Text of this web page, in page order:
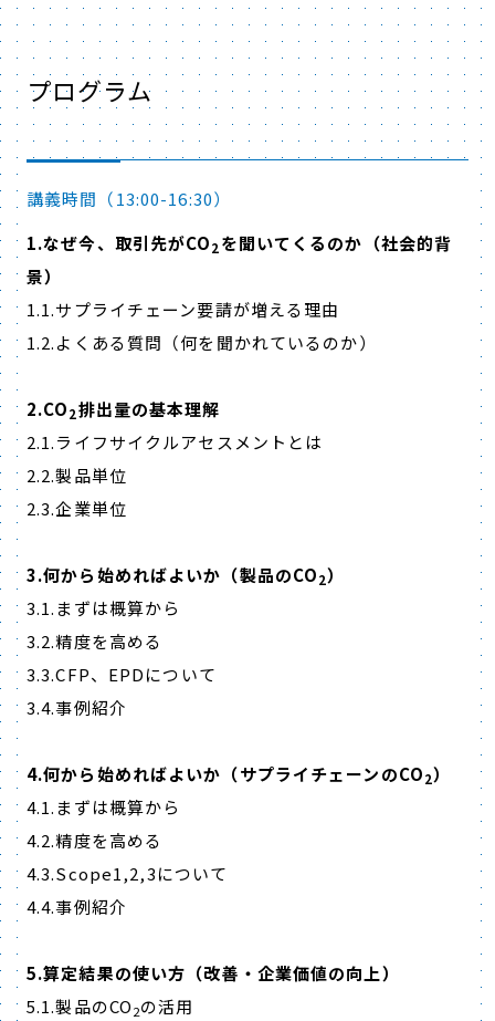
プログラム
講義時間（13:00-16:30）
1.なぜ今、取引先がCO2を聞いてくるのか（社会的背
景）
1.1.サプライチェーン要請が増える理由
1.2.よくある質問（何を聞かれているのか）
2.CO2排出量の基本理解
2.1.ライフサイクルアセスメントとは
2.2.製品単位
2.3.企業単位
3.何から始めればよいか（製品のCO2）
3.1.まずは概算から
3.2.精度を高める
3.3.CFP、EPDについて
3.4.事例紹介
4.何から始めればよいか（サプライチェーンのCO2）
4.1.まずは概算から
4.2.精度を高める
4.3.Scope1,2,3について
4.4.事例紹介
5.算定結果の使い方（改善・企業価値の向上）
5.1.製品のCO2の活用